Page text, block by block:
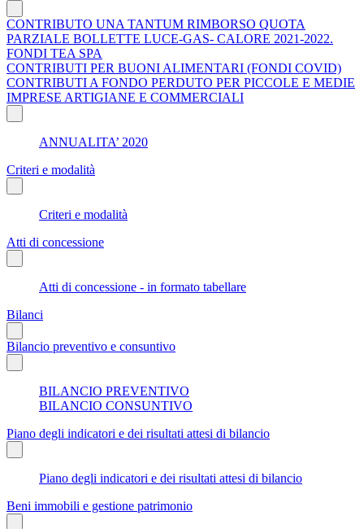
CONTRIBUTO UNA TANTUM RIMBORSO QUOTA
PARZIALE BOLLETTE LUCE-GAS- CALORE 2021-2022.
FONDI TEA SPA
CONTRIBUTI PER BUONI ALIMENTARI (FONDI COVID)
CONTRIBUTI A FONDO PERDUTO PER PICCOLE E MEDIE
IMPRESE ARTIGIANE E COMMERCIALI
ANNUALITA’ 2020
Criteri e modalità
Criteri e modalità
Atti di concessione
Atti di concessione - in formato tabellare
Bilanci
Bilancio preventivo e consuntivo
BILANCIO PREVENTIVO
BILANCIO CONSUNTIVO
Piano degli indicatori e dei risultati attesi di bilancio
Piano degli indicatori e dei risultati attesi di bilancio
Beni immobili e gestione patrimonio